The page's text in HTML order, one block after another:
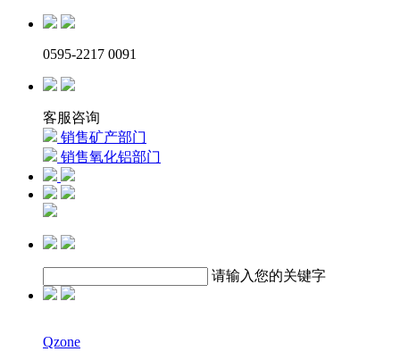
0595-2217 0091
客服咨询
销售矿产部门
销售氧化铝部门
请输入您的关键字
Qzone